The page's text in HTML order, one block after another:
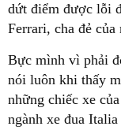
dứt điểm được lỗi
Ferrari, cha đẻ
Bực mình vì phải
nói luôn khi thấy
những chiếc xe
ngành xe đua